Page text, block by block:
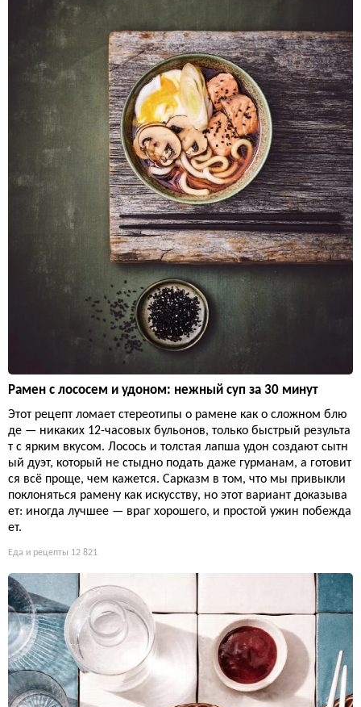
Рамен с лососем и удоном: нежный суп за 30 минут
Этот рецепт ломает стереотипы о рамене как о сложном блю
де — никаких 12-часовых бульонов, только быстрый результа
т с ярким вкусом. Лосось и толстая лапша удон создают сытн
ый дуэт, который не стыдно подать даже гурманам, а готовит
ся всё проще, чем кажется. Сарказм в том, что мы привыкли
поклоняться рамену как искусству, но этот вариант доказыва
ет: иногда лучшее — враг хорошего, и простой ужин побежда
ет.
Еда и рецепты 12 821